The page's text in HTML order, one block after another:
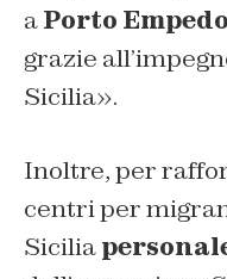
aPorto
grazie
Sicilia».
Inoltre, per
centri per
Sicilia